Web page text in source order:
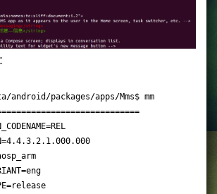
android/packages/apps/Mms$ mm